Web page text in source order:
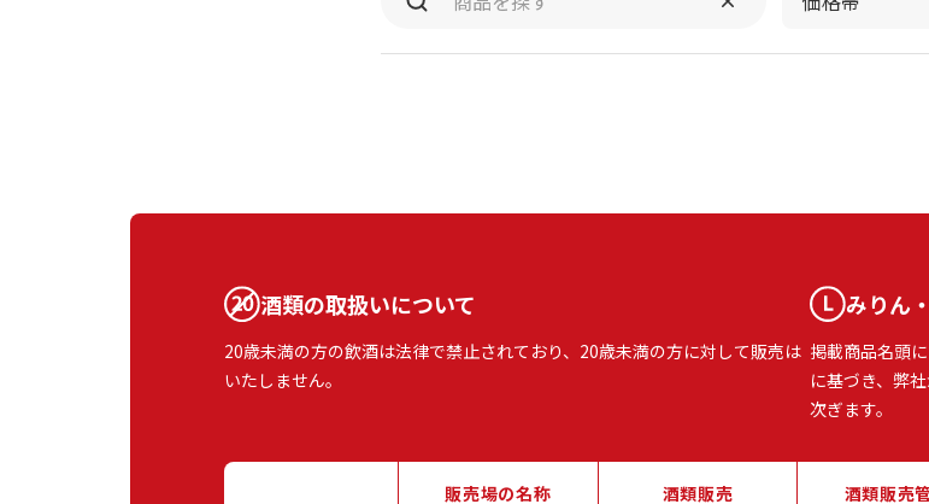
酒類の取扱いについて
20歳未満の方の飲酒は法律で禁止されており、20歳未満の方に対して販売は
いたしません。
みりん
掲載商品名頭
に基づき、弊
次ぎます。
販売場の名称
酒類販売
酒類販売